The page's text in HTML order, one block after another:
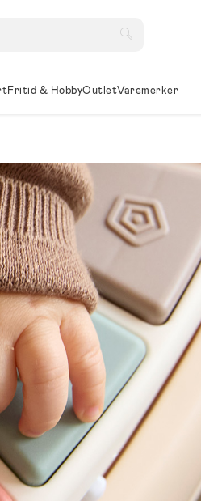
Fritid & HobbyOutletVaremerker